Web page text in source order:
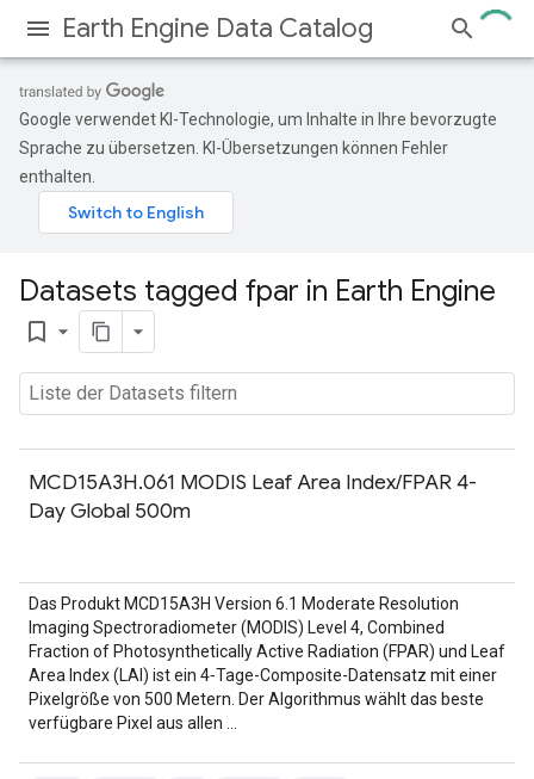
Earth Engine Data Catalog
Google verwendet KI-Technologie, um Inhalte in Ihre bevorzugte
Sprache zu übersetzen. KI-Übersetzungen können Fehler
enthalten.
Datasets tagged fpar in Earth Engine
bookmark_border
MCD15A3H.061 MODIS Leaf Area Index/FPAR 4-
Day Global 500m
Das Produkt MCD15A3H Version 6.1 Moderate Resolution
Imaging Spectroradiometer (MODIS) Level 4, Combined
Fraction of Photosynthetically Active Radiation (FPAR) und Leaf
Area Index (LAI) ist ein 4‑Tage-Composite-Datensatz mit einer
Pixelgröße von 500 Metern. Der Algorithmus wählt das beste
verfügbare Pixel aus allen …